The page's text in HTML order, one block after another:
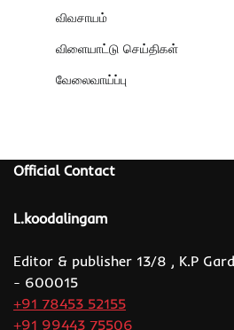
விவசாயம்
விளையாட்டு செய்திகள்
வேலைவாய்ப்பு
Official Contact
L.koodalingam
Editor & publisher 13/8 , K.P
- 600015
+91 78453 52155
+91 99443 75506